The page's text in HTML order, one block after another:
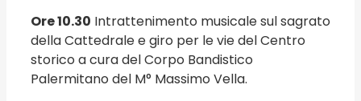
Ore 10.30 Intrattenimento musicale sul sagrato
della Cattedrale e giro per le vie del Centro
storico a cura del Corpo Bandistico
Palermitano del M° Massimo Vella.